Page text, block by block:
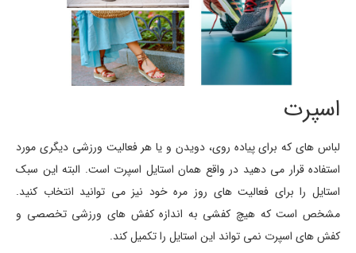
اسپرت
لباس های که برای پیاده روی، دویدن و یا هر فعالیت ورزشی دیگری مورد
استفاده قرار می دهید در واقع همان استایل اسپرت است. البته این سبک
استایل را برای فعالیت های روز مره خود نیز می توانید انتخاب کنید.
مشخص است که هیچ کفشی به اندازه کفش های ورزشی تخصصی و
کفش های اسپرت نمی تواند این استایل را تکمیل کند.